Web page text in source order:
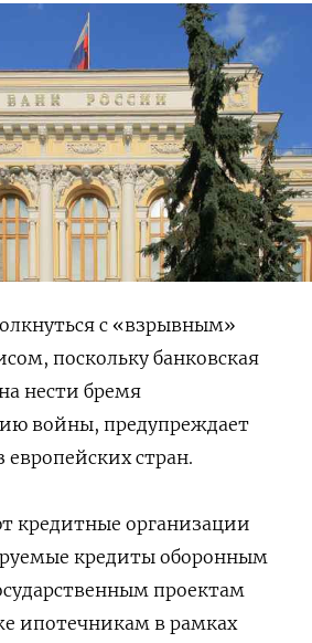
с «взрывным»
поскольку банковская
нести бремя
войны, предупреждает
европейских стран.
кредитные организации
кредиты оборонным
проектам
ипотечникам в рамках